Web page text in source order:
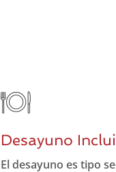
Desayuno
El desayuno es tipo